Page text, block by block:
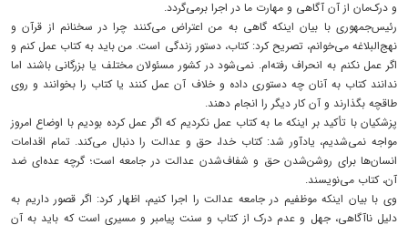
و درک‌مان از آن آگاهی و مهارت ما در اجرا برمی‌گردد.
رئیس‌جمهوری با بیان اینکه گاهی به من اعتراض می‌کنند چرا در سخنانم از قرآن و
نهج‌البلاغه می‌خوانم، تصریح کرد: کتاب، دستور زندگی است‌. من باید به کتاب عمل کنم و
اگر عمل نکنم به انحراف رفته‌ام. نمی‌شود در کشور مسئولان مختلف یا بزرگانی باشند اما
ندانند کتاب به آنان چه دستوری داده و خلاف آن عمل کنند یا کتاب را بخوانند و روی
طاقچه بگذارند و آن کار دیگر را انجام دهند.
پزشکیان با تأکید بر اینکه ما به کتاب عمل نکردیم که اگر عمل کرده بودیم با اوضاع امروز
مواجه نمی‌شدیم، یادآور شد: کتاب خدا، حق و عدالت را دنبال می‌کند. تمام اقدامات
انسان‌ها برای روشن‌شدن حق و شفاف‌شدن عدالت در جامعه است؛ گرچه عده‌ای ضد
آن، کتاب می‌نویسند.
وی با بیان اینکه موظفیم در جامعه عدالت را اجرا کنیم، اظهار کرد: اگر قصور داریم به
دلیل ناآگاهی، جهل و عدم درک از کتاب و سنت پیامبر و مسیری است که باید به آن